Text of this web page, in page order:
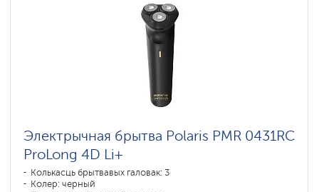
Электрычная брытва Polaris PMR 0431RC
ProLong 4D Li+
Колькасць брытвавых галовак: 3
Колер: черный